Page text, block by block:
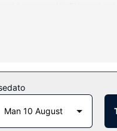
Faciliteter
parkering er til
Man 10 August